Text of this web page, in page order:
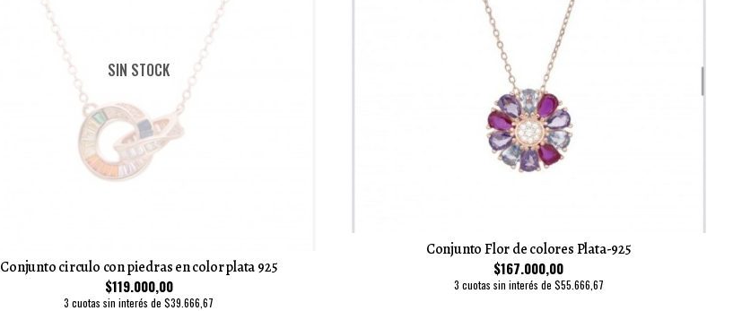
SIN STOCK
Conjunto circulo con piedras en color plata 925
$119.000,00
3 cuotas sin interés de $39.666,67
Conjunto Flor de colores Plata-925
$167.000,00
3 cuotas sin interés de $55.666,67